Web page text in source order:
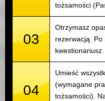
tożsamości
03
Otrzymasz
rezerwacją. Po
kwestionariusz.
04
Umieść
(wymagane
tożsamości).